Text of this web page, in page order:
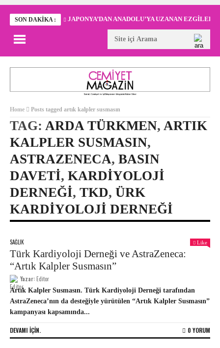
SON DAKIKA : JAPONYA’DAN ANADOLU’YA UZANAN EZGİLER
Home Posts tagged artık kalpler susmasın
TAG: ARDA TÜRKMEN, ARTIK
KALPLER SUSMASIN,
ASTRAZENECA, BASIN
DAVETI, KARDIYOLOJI
DERNEĞI, TKD, ÜRK
KARDIYOLOJI DERNEĞI
SAĞLIK Like
Türk Kardiyoloji Derneği ve AstraZeneca:
“Artık Kalpler Susmasın”
Yazar:Editor
Artık Kalpler Susmasın. Türk Kardiyoloji Derneği tarafından
AstraZeneca’nın da desteğiyle yürütülen “Artık Kalpler Susmasın”
kampanyası kapsamında...
DEVAMI IÇIN. 0 YORUM